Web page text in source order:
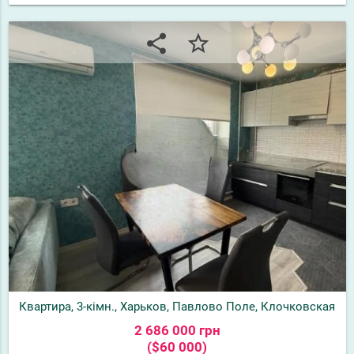
share star_border
Квартира, 3-кімн., Харьков, Павлово Поле, Клочковская
2 686 000 грн
($60 000)